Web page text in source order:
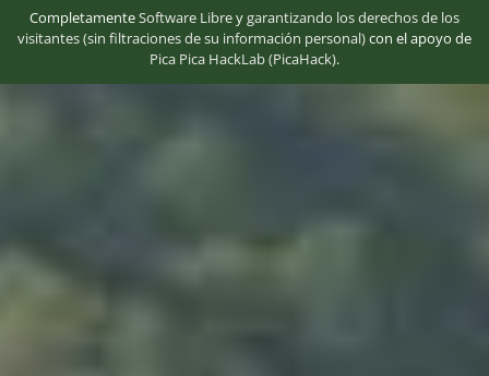
CompletamenteSoftware Libreygarantizando los derechos de los
visitantes (sin filtraciones de su información personal)con el apoyo de
Pica Pica HackLab (PicaHack).